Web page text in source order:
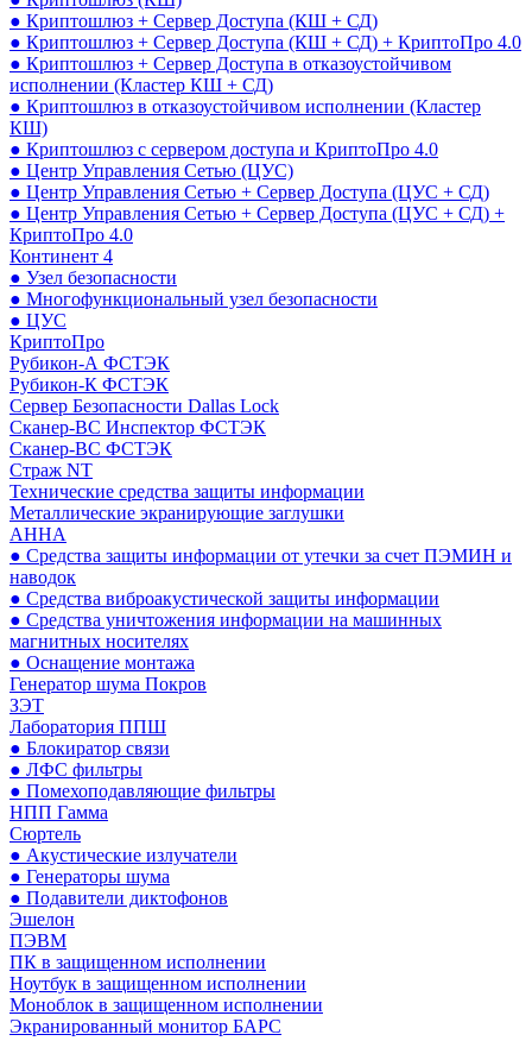
● Криптошлюз + Сервер Доступа (КШ + СД)
● Криптошлюз + Сервер Доступа (КШ + СД) + КриптоПро 4.0
● Криптошлюз + Сервер Доступа в отказоустойчивом
исполнении (Кластер КШ + СД)
● Криптошлюз в отказоустойчивом исполнении (Кластер
КШ)
● Криптошлюз с сервером доступа и КриптоПро 4.0
● Центр Управления Сетью (ЦУС)
● Центр Управления Сетью + Сервер Доступа (ЦУС + СД)
● Центр Управления Сетью + Сервер Доступа (ЦУС + СД) +
КриптоПро 4.0
Континент 4
● Узел безопасности
● Многофункциональный узел безопасности
● ЦУС
КриптоПро
Рубикон-А ФСТЭК
Рубикон-К ФСТЭК
Сервер Безопасности Dallas Lock
Сканер-ВС Инспектор ФСТЭК
Сканер-ВС ФСТЭК
Страж NT
Технические средства защиты информации
Металлические экранирующие заглушки
АННА
● Средства защиты информации от утечки за счет ПЭМИН и
наводок
● Средства виброакустической защиты информации
● Средства уничтожения информации на машинных
магнитных носителях
● Оснащение монтажа
Генератор шума Покров
ЗЭТ
Лаборатория ППШ
● Блокиратор связи
● ЛФС фильтры
● Помехоподавляющие фильтры
НПП Гамма
Сюртель
● Акустические излучатели
● Генераторы шума
● Подавители диктофонов
Эшелон
ПЭВМ
ПК в защищенном исполнении
Ноутбук в защищенном исполнении
Моноблок в защищенном исполнении
Экранированный монитор БАРС